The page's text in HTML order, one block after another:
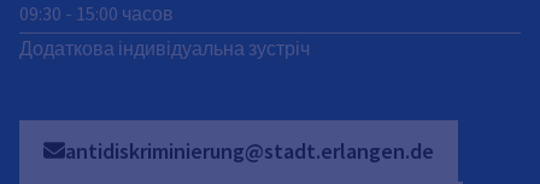
09:30 - 15:00 часов
Додаткова індивідуальна зустріч
antidiskriminierung@stadt.erlangen.de